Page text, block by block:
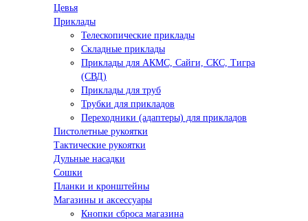
Цевья
Приклады
Телескопические приклады
Складные приклады
Приклады для АКМС, Сайги, СКС, Тигра
(СВД)
Приклады для труб
Трубки для прикладов
Переходники (адаптеры) для прикладов
Пистолетные рукоятки
Тактические рукоятки
Дульные насадки
Сошки
Планки и кронштейны
Магазины и аксессуары
Кнопки сброса магазина